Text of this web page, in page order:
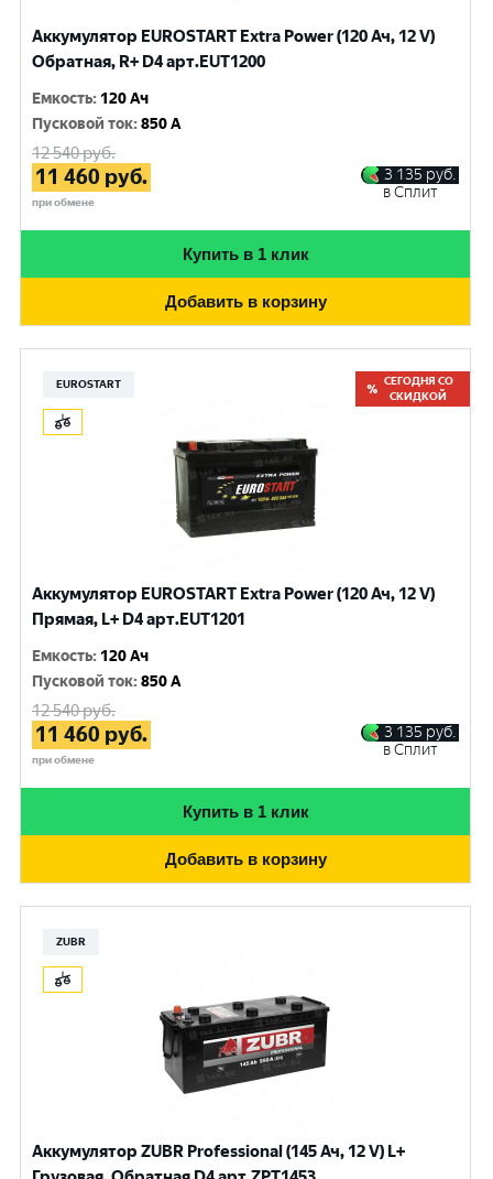
Аккумулятор EUROSTART Extra Power (120 Ач, 12 V)
Обратная, R+ D4 арт.EUT1200
Емкость: 120 Ач
Пусковой ток:850 A
12 540руб.
11 460 руб.
при обмене
3 135 руб.
в Сплит
Купить в 1 клик
Добавить в корзину
EUROSTART
СЕГОДНЯ СО
СКИДКОЙ
Аккумулятор EUROSTART Extra Power (120 Ач, 12 V)
Прямая, L+ D4 арт.EUT1201
Емкость: 120 Ач
Пусковой ток:850 A
12 540руб.
11 460 руб.
при обмене
3 135 руб.
в Сплит
Купить в 1 клик
Добавить в корзину
ZUBR
Аккумулятор ZUBR Professional (145 Ач, 12 V) L+